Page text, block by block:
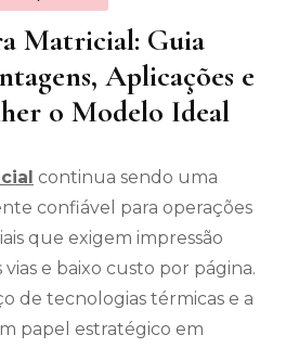
Matricial: Guia
Aplicações e
o Modelo Ideal
continua sendo uma
confiável para operações
que exigem impressão
e baixo custo por página.
de tecnologias térmicas e a
papel estratégico em